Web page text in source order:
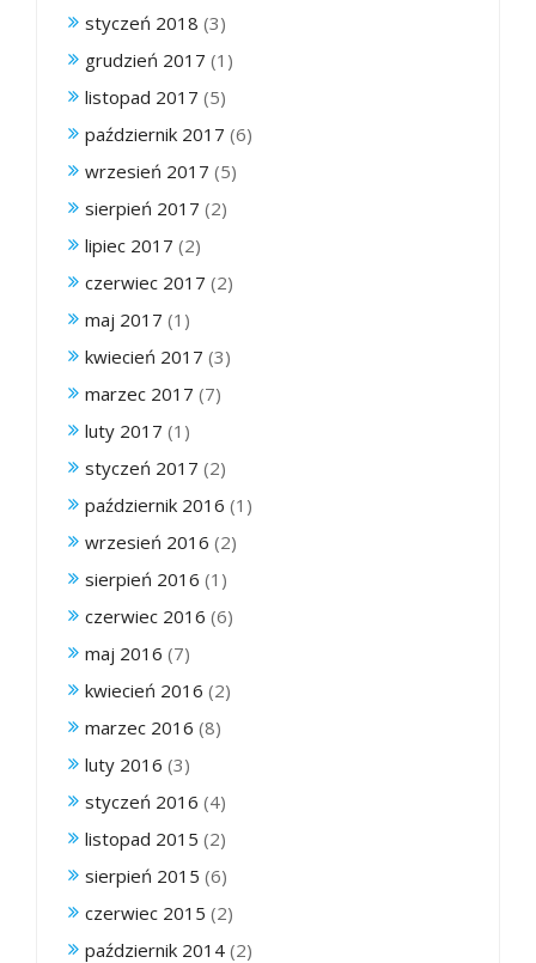
styczeń 2018 (3)
grudzień 2017 (1)
listopad 2017 (5)
październik 2017 (6)
wrzesień 2017 (5)
sierpień 2017 (2)
lipiec 2017 (2)
czerwiec 2017 (2)
maj 2017 (1)
kwiecień 2017 (3)
marzec 2017 (7)
luty 2017 (1)
styczeń 2017 (2)
październik 2016 (1)
wrzesień 2016 (2)
sierpień 2016 (1)
czerwiec 2016 (6)
maj 2016 (7)
kwiecień 2016 (2)
marzec 2016 (8)
luty 2016 (3)
styczeń 2016 (4)
listopad 2015 (2)
sierpień 2015 (6)
czerwiec 2015 (2)
październik 2014 (2)